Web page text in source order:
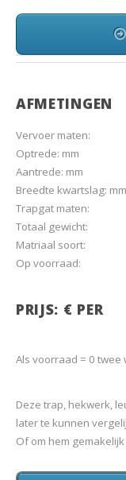
AFMETINGEN
Vervoer maten:
Optrede: mm
Aantrede: mm
Breedte kwartslag: mm
Trapgat maten:
Totaal gewicht:
Matriaal soort:
Op voorraad:
PRIJS: € PER
Als voorraad = 0 twee
Deze trap, hekwerk,
later te kunnen
Of om hem